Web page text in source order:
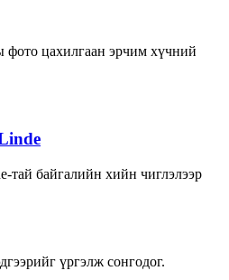
фото цахилгаан эрчим хүчний
тай байгалийн хийн чиглэлээр
үргэлж сонгодог.